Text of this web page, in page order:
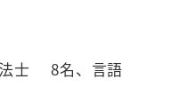
士 8名、言語